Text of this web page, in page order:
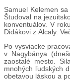
Samuel Kelemen
Študoval na
konventuálov. V
Didákovi z Alcaly.
Po vysviacke
v Nagybánya
zaostalé mesto.
mnohých ľudských
obetavou láskou a